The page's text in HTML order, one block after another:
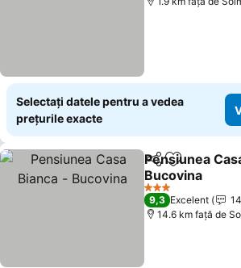
Selectați datele pentru a vedea
prețurile exacte
DistribuițiAdăugaţi
Pensiunea
Bucovina
3 Stele
9,3 Excelent
14.6 km faţă de